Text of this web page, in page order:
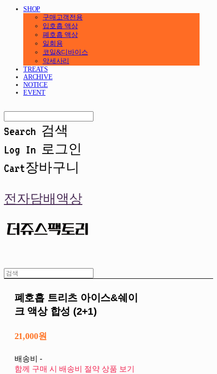
SHOP
구매고객전용
입호흡 액상
폐호흡 액상
일회용
코일&디바이스
악세사리
TREATS
ARCHIVE
NOTICE
EVENT
Search 검색
Log In 로그인
Cart장바구니
전자담배액상
폐호흡 트리츠 아이스&쉐이
크 액상 합성 (2+1)
21,000원
배송비 -
함께 구매 시 배송비 절약 상품 보기